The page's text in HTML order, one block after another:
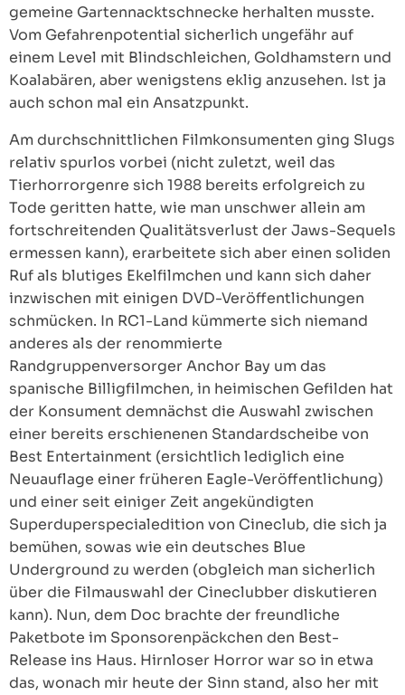
gemeine Gartennacktschnecke herhalten musste.
Vom Gefahrenpotential sicherlich ungefähr auf
einem Level mit Blindschleichen, Goldhamstern und
Koalabären, aber wenigstens eklig anzusehen. Ist ja
auch schon mal ein Ansatzpunkt.
Am durchschnittlichen Filmkonsumenten ging Slugs
relativ spurlos vorbei (nicht zuletzt, weil das
Tierhorrorgenre sich 1988 bereits erfolgreich zu
Tode geritten hatte, wie man unschwer allein am
fortschreitenden Qualitätsverlust der Jaws-Sequels
ermessen kann), erarbeitete sich aber einen soliden
Ruf als blutiges Ekelfilmchen und kann sich daher
inzwischen mit einigen DVD-Veröffentlichungen
schmücken. In RC1-Land kümmerte sich niemand
anderes als der renommierte
Randgruppenversorger Anchor Bay um das
spanische Billigfilmchen, in heimischen Gefilden hat
der Konsument demnächst die Auswahl zwischen
einer bereits erschienenen Standardscheibe von
Best Entertainment (ersichtlich lediglich eine
Neuauflage einer früheren Eagle-Veröffentlichung)
und einer seit einiger Zeit angekündigten
Superduperspecialedition von Cineclub, die sich ja
bemühen, sowas wie ein deutsches Blue
Underground zu werden (obgleich man sicherlich
über die Filmauswahl der Cineclubber diskutieren
kann). Nun, dem Doc brachte der freundliche
Paketbote im Sponsorenpäckchen den Best-
Release ins Haus. Hirnloser Horror war so in etwa
das, wonach mir heute der Sinn stand, also her mit